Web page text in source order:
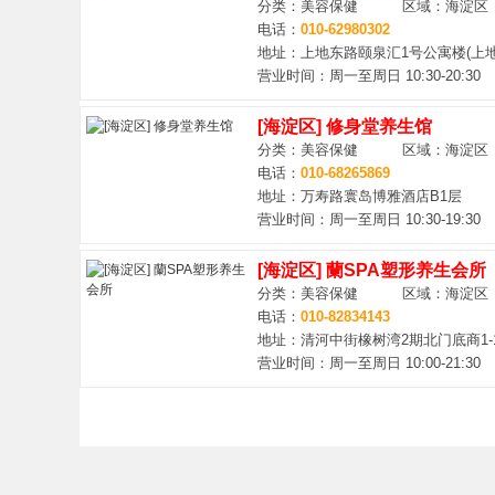
分类：美容保健 区域：海淀区
电话： 010-62980302
地址：上地东路颐泉汇1号公寓楼(上
营业时间：周一至周日 10:30-20:30
[海淀区] 修身堂养生馆
分类：美容保健 区域：海淀区
电话： 010-68265869
地址：万寿路寰岛博雅酒店B1层
营业时间：周一至周日 10:30-19:30
[海淀区] 蘭SPA塑形养生会所
分类：美容保健 区域：海淀区
电话： 010-82834143
地址：清河中街橡树湾2期北门底商
营业时间：周一至周日 10:00-21:30